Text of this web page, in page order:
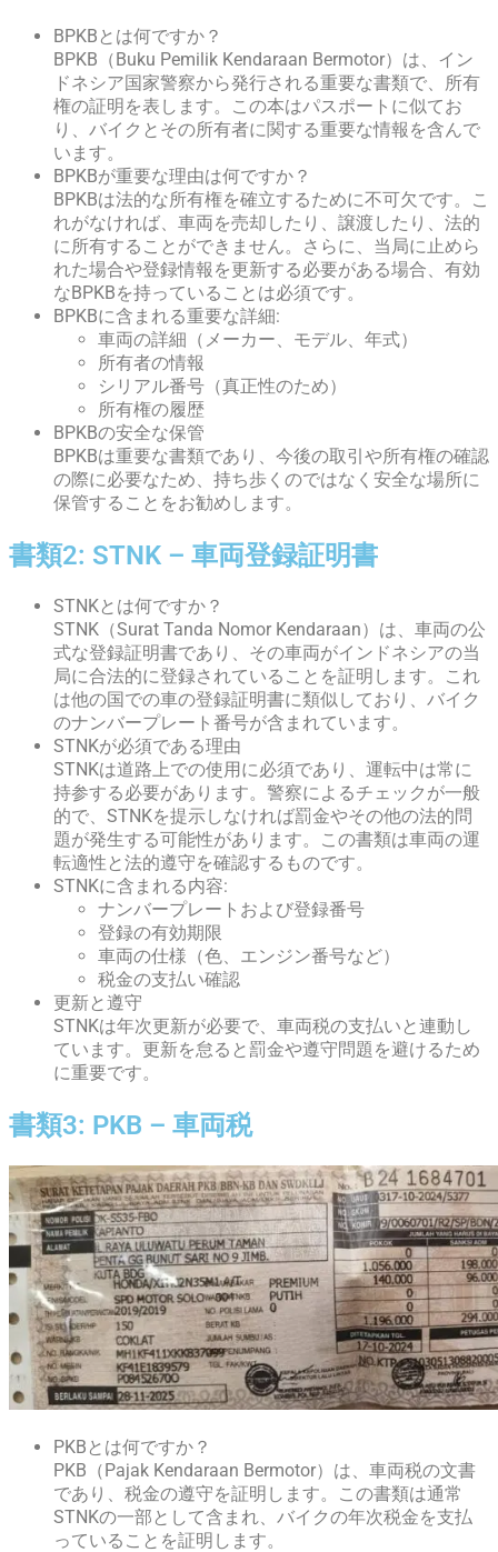
BPKBとは何ですか？
BPKB（Buku Pemilik Kendaraan Bermotor）は、イン
ドネシア国家警察から発行される重要な書類で、所有
権の証明を表します。この本はパスポートに似てお
り、バイクとその所有者に関する重要な情報を含んで
います。
BPKBが重要な理由は何ですか？
BPKBは法的な所有権を確立するために不可欠です。こ
れがなければ、車両を売却したり、譲渡したり、法的
に所有することができません。さらに、当局に止めら
れた場合や登録情報を更新する必要がある場合、有効
なBPKBを持っていることは必須です。
BPKBに含まれる重要な詳細:
車両の詳細（メーカー、モデル、年式）
所有者の情報
シリアル番号（真正性のため）
所有権の履歴
BPKBの安全な保管
BPKBは重要な書類であり、今後の取引や所有権の確認
の際に必要なため、持ち歩くのではなく安全な場所に
保管することをお勧めします。
書類2: STNK – 車両登録証明書
STNKとは何ですか？
STNK（Surat Tanda Nomor Kendaraan）は、車両の公
式な登録証明書であり、その車両がインドネシアの当
局に合法的に登録されていることを証明します。これ
は他の国での車の登録証明書に類似しており、バイク
のナンバープレート番号が含まれています。
STNKが必須である理由
STNKは道路上での使用に必須であり、運転中は常に
持参する必要があります。警察によるチェックが一般
的で、STNKを提示しなければ罰金やその他の法的問
題が発生する可能性があります。この書類は車両の運
転適性と法的遵守を確認するものです。
STNKに含まれる内容:
ナンバープレートおよび登録番号
登録の有効期限
車両の仕様（色、エンジン番号など）
税金の支払い確認
更新と遵守
STNKは年次更新が必要で、車両税の支払いと連動し
ています。更新を怠ると罰金や遵守問題を避けるため
に重要です。
書類3: PKB – 車両税
PKBとは何ですか？
PKB（Pajak Kendaraan Bermotor）は、車両税の文書
であり、税金の遵守を証明します。この書類は通常
STNKの一部として含まれ、バイクの年次税金を支払
っていることを証明します。